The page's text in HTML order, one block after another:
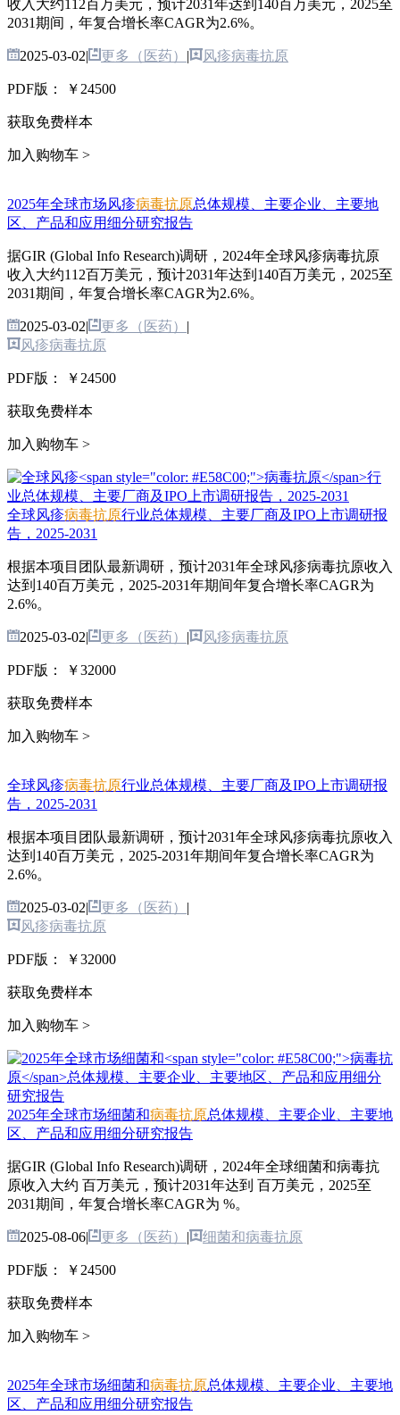
收入大约112百万美元，预计2031年达到140百万美元，2025至
2031期间，年复合增长率CAGR为2.6%。
2025-03-02| 更多（医药） | 风疹病毒抗原
PDF版： ￥24500
获取免费样本
加入购物车 >
2025年全球市场风疹病毒抗原总体规模、主要企业、主要地
区、产品和应用细分研究报告
据GIR (Global Info Research)调研，2024年全球风疹病毒抗原
收入大约112百万美元，预计2031年达到140百万美元，2025至
2031期间，年复合增长率CAGR为2.6%。
2025-03-02| 更多（医药） |
风疹病毒抗原
PDF版： ￥24500
获取免费样本
加入购物车 >
全球风疹病毒抗原行业总体规模、主要厂商及IPO上市调研报
告，2025-2031
根据本项目团队最新调研，预计2031年全球风疹病毒抗原收入
达到140百万美元，2025-2031年期间年复合增长率CAGR为
2.6%。
2025-03-02| 更多（医药） | 风疹病毒抗原
PDF版： ￥32000
获取免费样本
加入购物车 >
全球风疹病毒抗原行业总体规模、主要厂商及IPO上市调研报
告，2025-2031
根据本项目团队最新调研，预计2031年全球风疹病毒抗原收入
达到140百万美元，2025-2031年期间年复合增长率CAGR为
2.6%。
2025-03-02| 更多（医药） |
风疹病毒抗原
PDF版： ￥32000
获取免费样本
加入购物车 >
2025年全球市场细菌和病毒抗原总体规模、主要企业、主要地
区、产品和应用细分研究报告
据GIR (Global Info Research)调研，2024年全球细菌和病毒抗
原收入大约 百万美元，预计2031年达到 百万美元，2025至
2031期间，年复合增长率CAGR为 %。
2025-08-06| 更多（医药） | 细菌和病毒抗原
PDF版： ￥24500
获取免费样本
加入购物车 >
2025年全球市场细菌和病毒抗原总体规模、主要企业、主要地
区、产品和应用细分研究报告